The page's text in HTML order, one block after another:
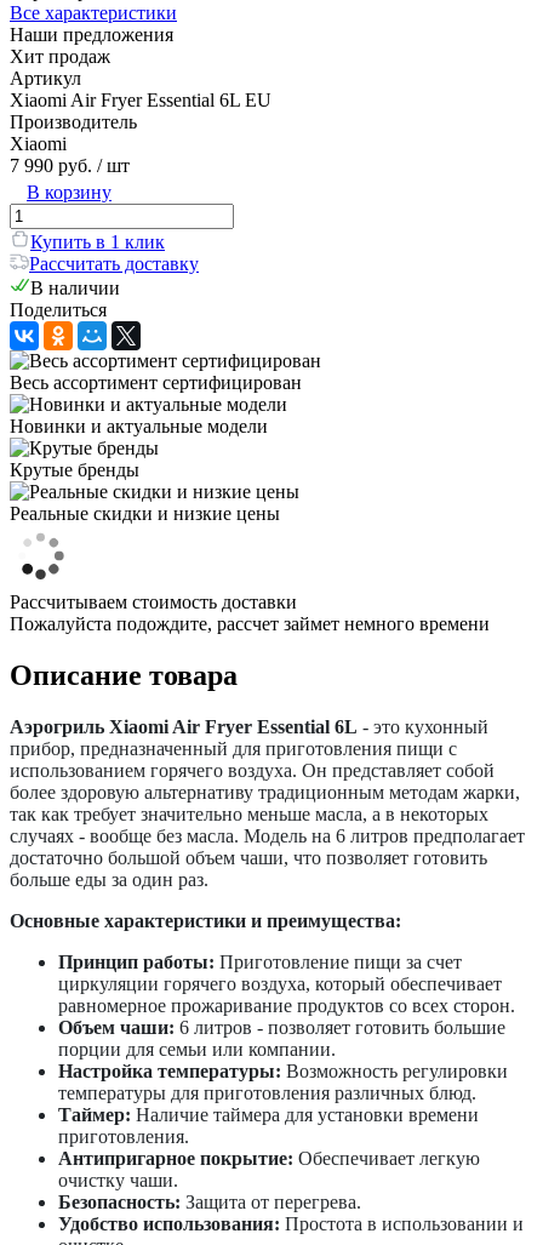
Все характеристики
Наши предложения
Хит продаж
Артикул
Xiaomi Air Fryer Essential 6L EU
Производитель
Xiaomi
7 990 руб. / шт
В корзину
Купить в 1 клик
Рассчитать доставку
В наличии
Поделиться
Весь ассортимент сертифицирован
Новинки и актуальные модели
Крутые бренды
Реальные скидки и низкие цены
Рассчитываем стоимость доставки
Пожалуйста подождите, рассчет займет немного времени
Описание товара
Аэрогриль Xiaomi Air Fryer Essential 6L - это кухонный
прибор, предназначенный для приготовления пищи с
использованием горячего воздуха. Он представляет собой
более здоровую альтернативу традиционным методам жарки,
так как требует значительно меньше масла, а в некоторых
случаях - вообще без масла. Модель на 6 литров предполагает
достаточно большой объем чаши, что позволяет готовить
больше еды за один раз.
Основные характеристики и преимущества:
Принцип работы: Приготовление пищи за счет
циркуляции горячего воздуха, который обеспечивает
равномерное прожаривание продуктов со всех сторон.
Объем чаши: 6 литров - позволяет готовить большие
порции для семьи или компании.
Настройка температуры: Возможность регулировки
температуры для приготовления различных блюд.
Таймер: Наличие таймера для установки времени
приготовления.
Антипригарное покрытие: Обеспечивает легкую
очистку чаши.
Безопасность: Защита от перегрева.
Удобство использования: Простота в использовании и